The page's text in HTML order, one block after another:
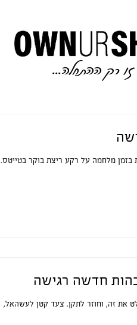
זו רק ההתחלה...
מלחמה על רקע ריצת בוקר בטייטס.
חדשה רגישה
את זה, וחוזר לתקן. צעד קטן לעשהאל,